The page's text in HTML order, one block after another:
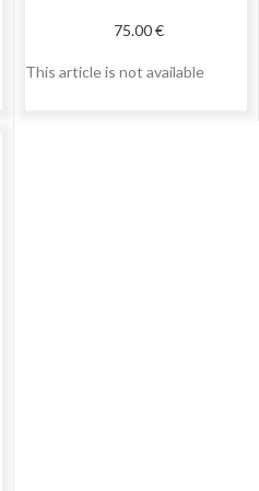
75.00 €
This article is not available